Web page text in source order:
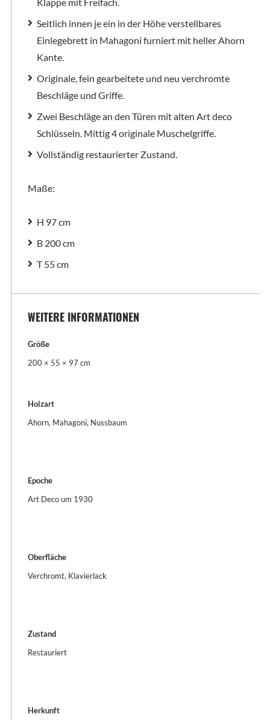
Seitlich innen je ein in der Höhe verstellbares
Einlegebrett in Mahagoni furniert mit heller Ahorn
Kante.
Originale, fein gearbeitete und neu verchromte
Beschläge und Griffe.
Zwei Beschläge an den Türen mit alten Art deco
Schlüsseln. Mittig 4 originale Muschelgriffe.
Vollständig restaurierter Zustand.
Maße:
H 97 cm
B 200 cm
T 55 cm
WEITERE INFORMATIONEN
Größe
200 × 55 × 97 cm
Holzart
Ahorn, Mahagoni, Nussbaum
Epoche
Art Deco um 1930
Oberfläche
Verchromt, Klavierlack
Zustand
Restauriert
Herkunft